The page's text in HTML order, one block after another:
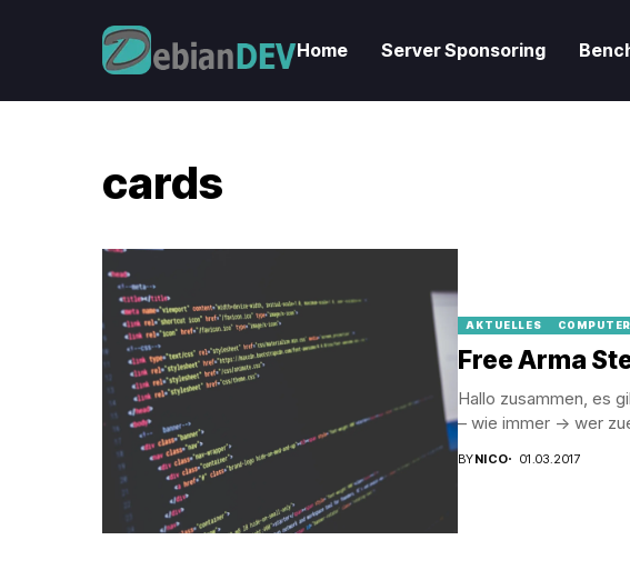
Home Server Sponsoring
cards
AKTUELLES
Free Arma
Hallo zusammen, es
– wie immer -> wer
BYNICO 01.03.2017